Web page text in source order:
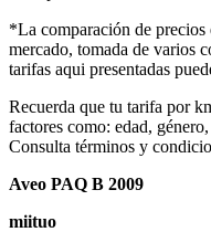
*La comparación de precios
mercado, tomada de varios
tarifas aqui presentadas
Recuerda que tu tarifa por
factores como: edad,
Consulta términos y
Aveo PAQ B 2009
miituo